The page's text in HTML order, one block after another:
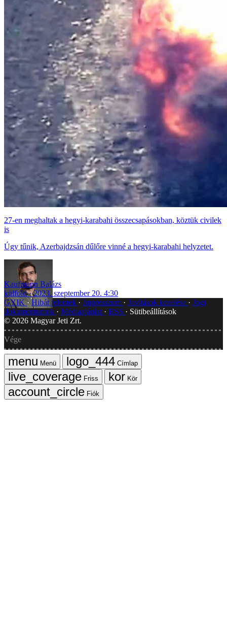
27-en meghaltak a hegyi-karabahi összecsapásokban, köztük civilek
is
Úgy tűnik, Azerbajdzsán dűlőre vinné a hegyi-karabahi helyzetet.
Kaufmann Balázs
külföld
2023. szeptember 20. 4:30
GYIK
Hibát jelentek Impresszum Javítások kezelése
Jogi
dokumentumok
Médiaajánlat RSS
Sütibeállítások
© 2026 Magyar Jeti Zrt.
Vége
Menü
Címlap
Friss
Kör
Fiók